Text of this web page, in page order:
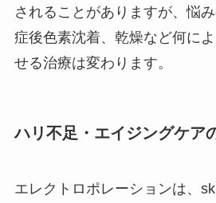
されることがありますが、悩
症後色素沈着、乾燥など何に
せる治療は変わります。
ハリ不足・エイジングケア
エレクトロポレーションは、